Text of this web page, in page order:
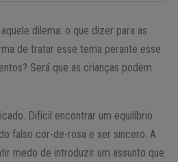
dilema: o que dizer para as
de tratar esse tema perante esse
Será que as crianças podem
Difícil encontrar um equilíbrio
falso cor-de-rosa e ser sincero. A
medo de introduzir um assunto que